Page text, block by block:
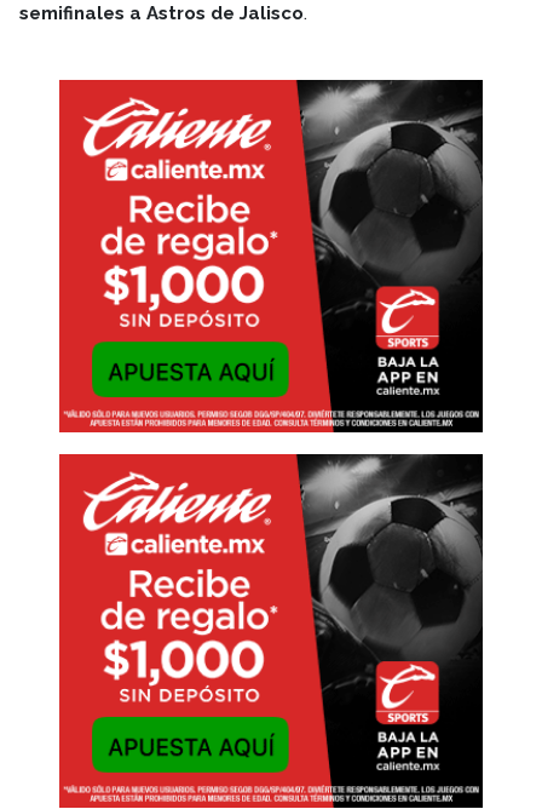
semifinales a Astros de Jalisco.